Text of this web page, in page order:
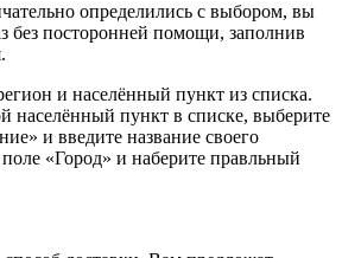
определились с выбором, вы
без посторонней помощи, заполнив
и населённый пункт из списка.
населённый пункт в списке, выберите
и введите название своего
«Город» и наберите правльный